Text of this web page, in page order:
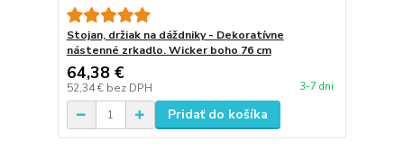
Stojan, držiak na dáždniky - Dekoratívne
nástenné zrkadlo. Wicker boho 76 cm
64,38 €
52,34 € bez DPH 3-7 dni
Pridať do košíka